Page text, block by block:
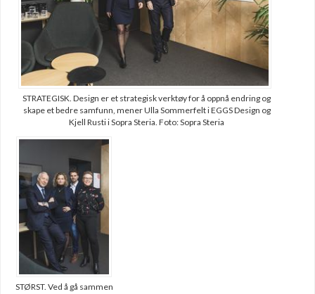
STRATEGISK. Design er et strategisk verktøy for å oppnå endring og
skape et bedre samfunn, mener Ulla Sommerfelt i EGGS Design og
Kjell Rusti i Sopra Steria. Foto: Sopra Steria
STØRST. Ved å gå sammen